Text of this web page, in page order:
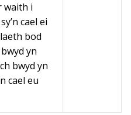
waith i
cael ei
bod
yn
bwyd yn
cael eu